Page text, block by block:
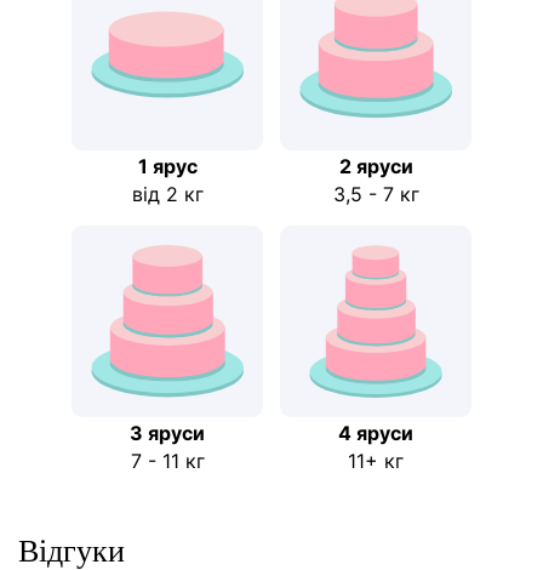
1 ярус
від 2 кг
2 яруси
3,5 - 7 кг
3 яруси
7 - 11 кг
4 яруси
11+ кг
Відгуки